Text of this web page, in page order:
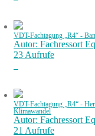
VDT-Fachtagung „R4“ -
Autor: Fachressort
23 Aufrufe
VDT-Fachtagung „R4“ -
Klimawandel
Autor: Fachressort
21 Aufrufe